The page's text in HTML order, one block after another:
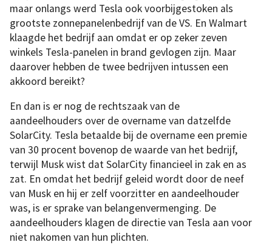
maar onlangs werd Tesla ook voorbijgestoken als
grootste zonnepanelenbedrijf van de VS. En Walmart
klaagde het bedrijf aan omdat er op zeker zeven
winkels Tesla-panelen in brand gevlogen zijn. Maar
daarover hebben de twee bedrijven intussen een
akkoord bereikt?
En dan is er nog de rechtszaak van de
aandeelhouders over de overname van datzelfde
SolarCity. Tesla betaalde bij de overname een premie
van 30 procent bovenop de waarde van het bedrijf,
terwijl Musk wist dat SolarCity financieel in zak en as
zat. En omdat het bedrijf geleid wordt door de neef
van Musk en hij er zelf voorzitter en aandeelhouder
was, is er sprake van belangenvermenging. De
aandeelhouders klagen de directie van Tesla aan voor
niet nakomen van hun plichten.